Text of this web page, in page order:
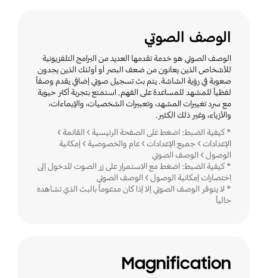
الوصف الصوتي
الوصف الصوتي هو خدمة تقدمها العديد من البرامج التلفزيونية
للأشخاص الذين يعانون من ضعف البصر أو أولئك الذين يجدون
صعوبة في رؤية الشاشة. يتم بث تسجيل صوتي إضافي يقدم وصفاً
لفظياً للمشهد للمساعدة على الفهم. استمتع بتجربة أكثر حيوية
مع سرد تغييرات المشهد، وتعبيرات الشخصيات، والإيماءات،
والأزياء، وغير ذلك الكثير.
* كيفية الضبط: اضغط على الصفحة الرئيسية > القائمة >
الإعدادات > جميع الإعدادات > عام والخصوصية > إمكانية
الوصول > الوصف الصوتي
* كيفية الضبط: اضغط مع الاستمرار على زر الصوت للدخول إلى
اختصارات إمكانية الوصول > الوصف الصوتي
* لا يتوفر الوصف الصوتي إلا إذا كان مدعوماً بالبث الذي تشاهده
حالياً
Magnification